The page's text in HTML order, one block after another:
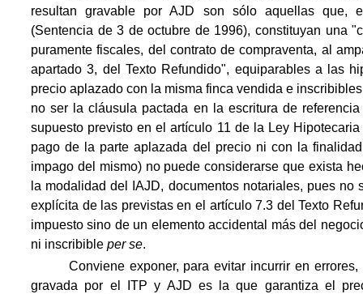
resultan gravable por AJD son sólo aquellas que,
(Sentencia de 3 de octubre de 1996), constituyan una
puramente fiscales, del contrato de compraventa, al
apartado 3, del Texto Refundido", equiparables a las
precio aplazado con la misma finca vendida e
no ser la cláusula pactada en la escritura de
supuesto previsto en el artículo 11 de la Ley
pago de la parte aplazada del precio ni con la
impago del mismo) no puede considerarse que exista
la modalidad del IAJD, documentos notariales, pues no
explícita de las previstas en el artículo 7.3 del Texto
impuesto sino de un elemento accidental más del
ni inscribible per se.
Conviene exponer, para evitar incurrir en errores,
gravada por el ITP y AJD es la que garantiza el